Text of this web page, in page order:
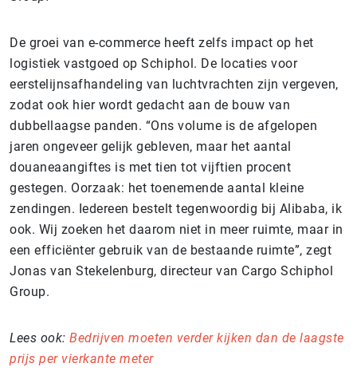
De groei van e-commerce heeft zelfs impact op het
logistiek vastgoed op Schiphol. De locaties voor
eerstelijnsafhandeling van luchtvrachten zijn vergeven,
zodat ook hier wordt gedacht aan de bouw van
dubbellaagse panden. “Ons volume is de afgelopen
jaren ongeveer gelijk gebleven, maar het aantal
douaneaangiftes is met tien tot vijftien procent
gestegen. Oorzaak: het toenemende aantal kleine
zendingen. Iedereen bestelt tegenwoordig bij Alibaba, ik
ook. Wij zoeken het daarom niet in meer ruimte, maar in
een efficiënter gebruik van de bestaande ruimte”, zegt
Jonas van Stekelenburg, directeur van Cargo Schiphol
Group.
Lees ook: Bedrijven moeten verder kijken dan de laagste
prijs per vierkante meter